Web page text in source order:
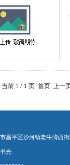
当前 1 / 1 页 首页 上
昌平区沙河镇老牛湾西
光